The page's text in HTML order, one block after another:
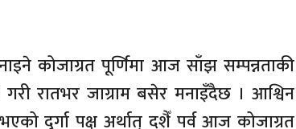
कोजाग्रत पूर्णिमा आज साँझ सम्पन्नताकी
रातभर जाग्राम बसेर मनाइँदैछ । आश्विन
दुर्गा पक्ष अर्थात् दशैँ पर्व आज कोजाग्रत